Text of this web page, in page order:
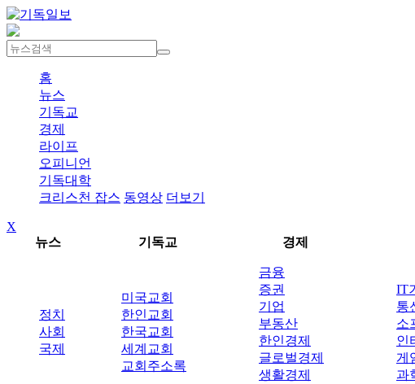
홈
뉴스
기독교
경제
라이프
오피니언
기독대학
크리스천 잡스 동영상 더보기
X
뉴스
기독교 경제
정치
사회
국제
미국교회
한인교회
한국교회
세계교회
교회주소록
금융
증권
기업
부동산
한인경제
글로벌경제
생활경제
IT
통
소
인
게
과